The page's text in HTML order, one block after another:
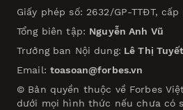
Giấy phép số: 2632/GP-TTĐT,
Tổng biên tập: Nguyễn Anh Vũ
Trưởng ban Nội dung: Lê Thị
Email: toasoan@forbes.vn
© Bản quyền thuộc về Forbes
dưới mọi hình thức nếu chưa có